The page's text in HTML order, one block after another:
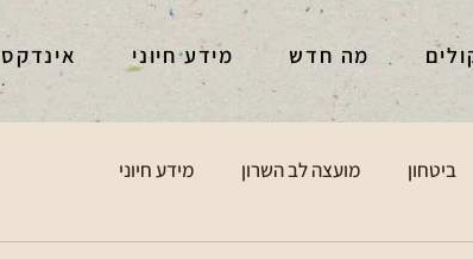
מה חדש מידע חיוני
ביטחון מועצה לב השרון מידע חיוני